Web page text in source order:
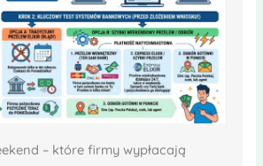
– które firmy wypłacają